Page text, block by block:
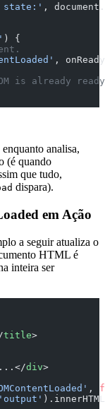
state:' ,
) {
,
is already
enquanto analisa,
(é quando
que tudo,
dispara).
em Ação
a seguir atualiza o
HTML é
inteira ser
title>
div>
,
'output'